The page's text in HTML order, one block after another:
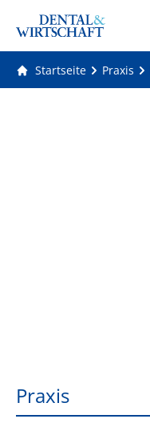
Startseite Praxis
Praxis